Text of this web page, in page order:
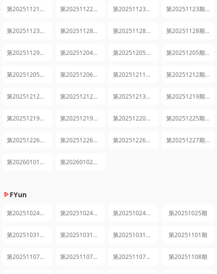
第20251121期下 第20251122期日记 第20251123期花絮合集1 第20251123期花絮合集2
第20251123期花絮合集3 第20251128期上 第20251128期中 第20251128期下
第20251129期日记 第20251204期未播集锦 第20251205期上 第20251205期中
第20251205期下 第20251206期日记 第20251211期未播集锦 第20251212期上
第20251212期中 第20251212期下 第20251213期日记 第20251219期上
第20251219期中 第20251219期下 第20251220期日记 第20251225期未播集锦
第20251226期上 第20251226期中 第20251226期下 第20251227期日记
第20260101期未播集锦 第20260102期新春集锦
FYun
第20251024期上 第20251024期中 第20251024期下 第20251025期
第20251031期上 第20251031期中 第20251031期下 第20251101期
第20251107期上 第20251107期中 第20251107期下 第20251108期